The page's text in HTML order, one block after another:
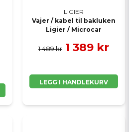
LIGIER
Vajer / kabel til bakluken
Ligier / Microcar
1 489 kr 1 389 kr
LEGG I HANDLEKURV